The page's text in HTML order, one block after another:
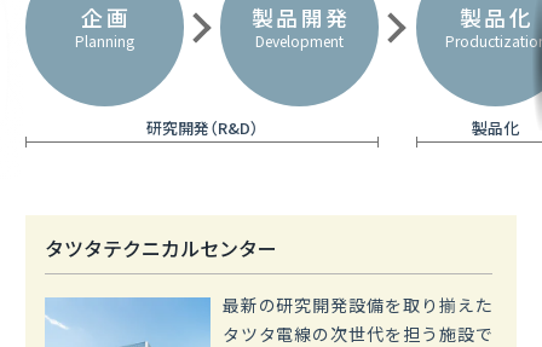
企画
Planning
製品開発
Development
研究開発（R&D）
製品化
製品化
タツタテクニカルセンター
最新の研究開発設備を取り揃えた
タツタ電線の次世代を担う施設で